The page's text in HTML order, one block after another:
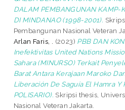
DALAM PEMBANGUNAN KAMP-
DI MINDANAO (1998-2001).
Pembangunan Nasional Veteran
Arlan Faris, .
(2023) PBB DAN
Inefektivitas United Nations
Sahara (MINURSO) Terkait
Barat Antara Kerajaan Maroko
Liberación De Saguía El Hamra Y
POLISARIO). Skripsi thesis,
Nasional Veteran Jakarta.